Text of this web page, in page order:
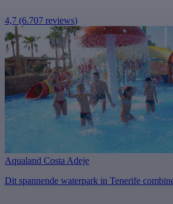
4,7 (6.707 reviews)
Aqualand Costa Adeje
Dit spannende waterpark in Tenerife